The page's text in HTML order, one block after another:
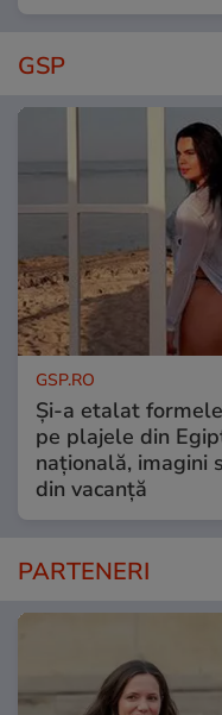
GSP
GSP.RO
Și-a etalat
pe plajele din
națională, imagini
din vacanță
PARTENERI